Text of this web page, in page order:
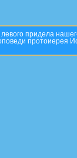
придела
протоиерея